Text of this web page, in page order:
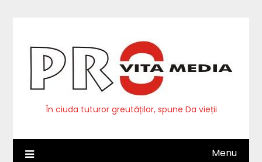
În ciuda tuturor greutăților, spune Da vieții
Menu